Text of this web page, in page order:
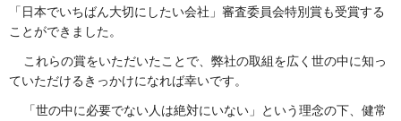
「日本でいちばん大切にしたい会社」審査委員会特別賞も受賞する
ことができました。
これらの賞をいただいたことで、弊社の取組を広く世の中に知っ
ていただけるきっかけになれば幸いです。
「世の中に必要でない人は絶対にいない」という理念の下、健常